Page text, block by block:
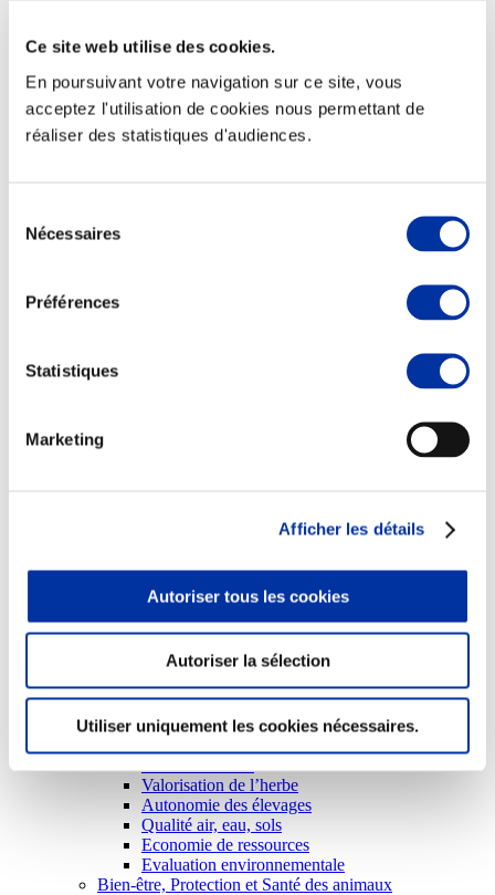
Ce site web utilise des cookies.
En poursuivant votre navigation sur ce site, vous
acceptez l'utilisation de cookies nous permettant de
réaliser des statistiques d'audiences.
Nécessaires
Préférences
Statistiques
Marketing
Afficher les détails
Autoriser tous les cookies
Autoriser la sélection
Utiliser uniquement les cookies nécessaires.
La plateforme des initiatives sociétales
Valorisation de l’herbe
Autonomie des élevages
Qualité air, eau, sols
Economie de ressources
Evaluation environnementale
Bien-être, Protection et Santé des animaux